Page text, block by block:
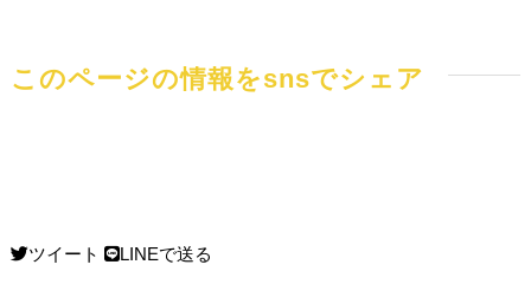
このページの情報をsnsでシェア
ツイート LINEで送る